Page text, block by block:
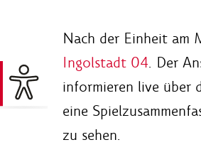
Nach der Einheit am
Ingolstadt 04. Der
informieren live über
eine
zu sehen.